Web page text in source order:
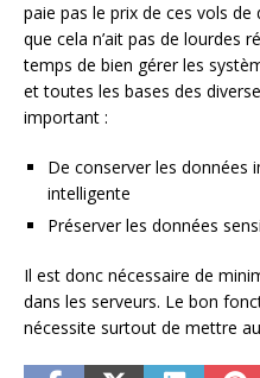
paie pas le prix de ces vols
que cela n’ait pas de lourdes
temps de bien gérer les
et toutes les bases des
important :
De conserver les données
intelligente
Préserver les données
Il est donc nécessaire de
dans les serveurs. Le bon
nécessite surtout de mettre